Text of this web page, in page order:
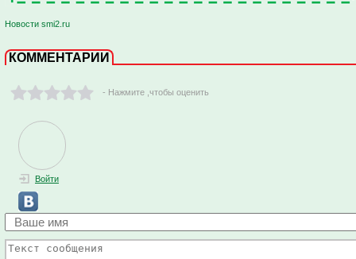
Новости smi2.ru
КОММЕНТАРИИ
- Нажмите ,чтобы оценить
Войти